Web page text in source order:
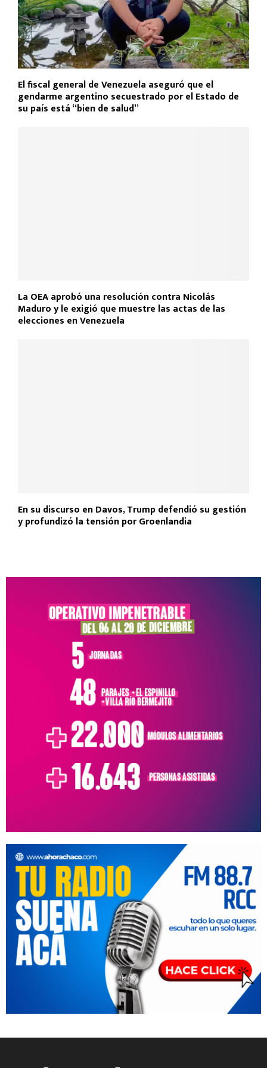
El fiscal general de Venezuela aseguró que el
gendarme argentino secuestrado por el Estado de
su país está “bien de salud”
La OEA aprobó una resolución contra Nicolás
Maduro y le exigió que muestre las actas de las
elecciones en Venezuela
En su discurso en Davos, Trump defendió su gestión
y profundizó la tensión por Groenlandia